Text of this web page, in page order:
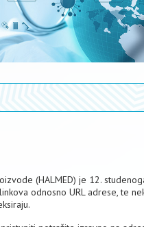
(HALMED) je 12.
odnosno URL adrese, te